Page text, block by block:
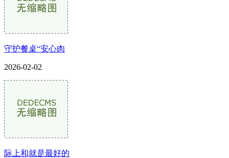
守护餐桌“安心肉
2026-02-02
际上和就是最好的